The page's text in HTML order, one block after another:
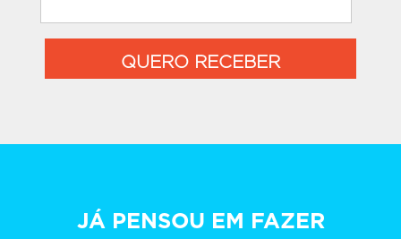
QUERO RECEBER
JÁ PENSOU EM FAZER